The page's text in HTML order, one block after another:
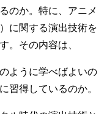
のか。特に、アニメ
に関する演出技術を
。その内容は、
ように学べばよいの
習得しているのか。